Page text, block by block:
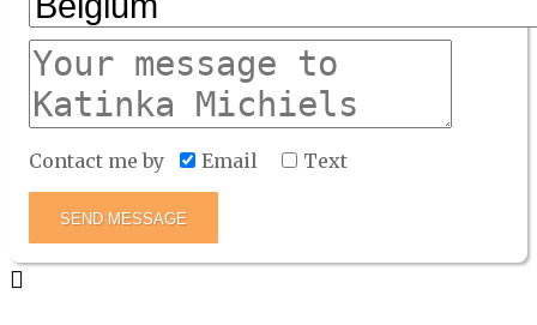
Contact me by Email Text
SEND MESSAGE